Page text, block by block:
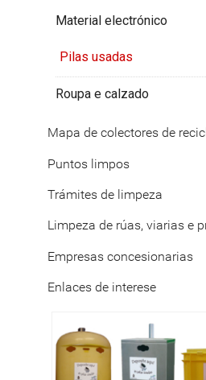
Material electrónico
Pilas usadas
Roupa e calzado
Mapa de colectores de
Puntos limpos
Trámites de limpeza
Limpeza de rúas, viarias e
Empresas concesionarias
Enlaces de interese